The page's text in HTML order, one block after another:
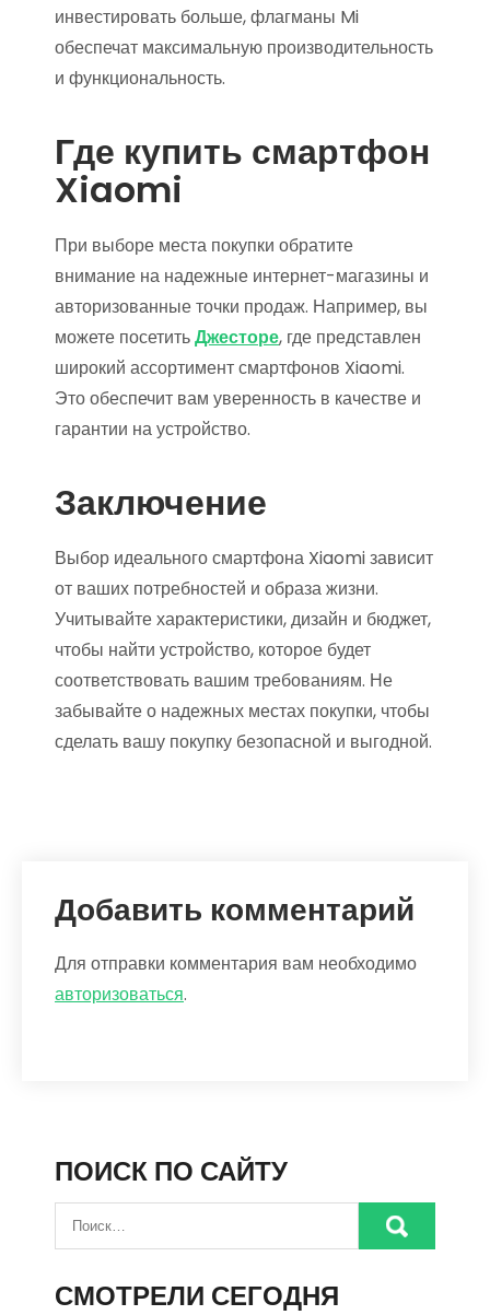
инвестировать больше, флагманы Mi
обеспечат максимальную производительность
и функциональность.
Где купить смартфон
Xiaomi
При выборе места покупки обратите
внимание на надежные интернет-магазины и
авторизованные точки продаж. Например, вы
можете посетитьДжесторе, где представлен
широкий ассортимент смартфонов Xiaomi.
Это обеспечит вам уверенность в качестве и
гарантии на устройство.
Заключение
Выбор идеального смартфона Xiaomi зависит
от ваших потребностей и образа жизни.
Учитывайте характеристики, дизайн и бюджет,
чтобы найти устройство, которое будет
соответствовать вашим требованиям. Не
забывайте о надежных местах покупки, чтобы
сделать вашу покупку безопасной и выгодной.
Добавить комментарий
Для отправки комментария вам необходимо
авторизоваться.
ПОИСК ПО САЙТУ
СМОТРЕЛИ СЕГОДНЯ